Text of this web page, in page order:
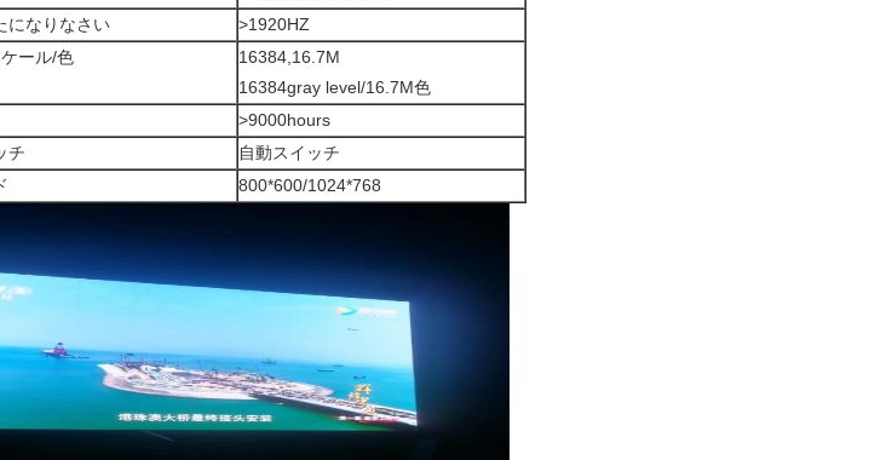
になりなさい
>1920HZ
ール/色
16384,16.7M
16384gray level/16.7M色
>9000hours
チ
自動スイッチ
800*600/1024*768